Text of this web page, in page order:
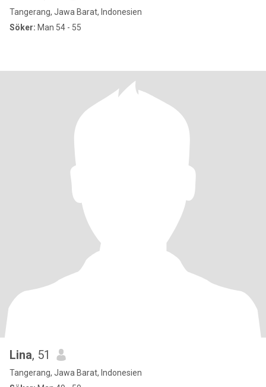
Tangerang, Jawa Barat, Indonesien
Söker: Man 54 - 55
Lina, 51
Tangerang, Jawa Barat, Indonesien